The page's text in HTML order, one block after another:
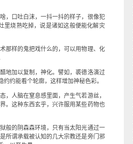
，口吐白沫，一抖一抖的样子，很像犯
里烧熟吃掉，说是诸如这般便能化解灾
那样的鬼把戏什么的，可以用物理、化
地加以复制，神化。譬如，裘德洛演过
约能看个轮廓，这样增加神秘色彩。
人脑在窒息感里面，产生气若游丝，
。这种东西玄乎，兴许服用某些药物也
般的阴森森环境，只有当太阳光通过一
所谓承载被认知的几大宗教还是旁门邪